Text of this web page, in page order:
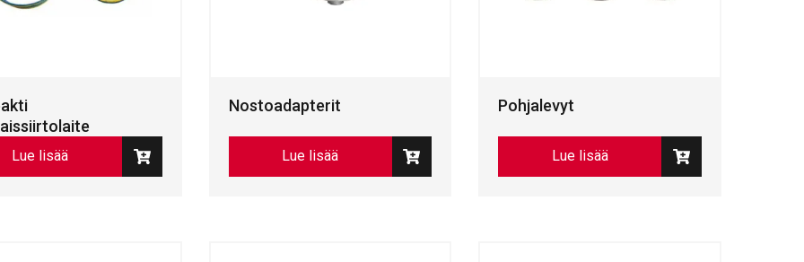
Lue lisää
Nostoadapterit
Lue lisää
Pohjalevyt
Lue lisää